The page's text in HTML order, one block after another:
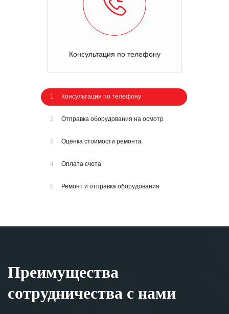
Консультация по телефону
1 Консультация по телефону
2 Отправка оборудования на осмотр
3 Оценка стоимости ремонта
4 Оплата счета
5 Ремонт и отправка оборудования
Преимущества
сотрудничества с нами